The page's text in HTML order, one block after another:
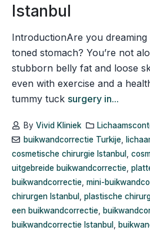
Istanbul
IntroductionAre you
toned stomach? You’re not
stubborn belly fat and loose
even with exercise and a
tummy tuck surgery in...
By Vivid Kliniek
buikwandcorrectie Turkije,
cosmetische chirurgie Istanbul
uitgebreide buikwandcorrectie
buikwandcorrectie mini-
chirurgen Istanbul
plastische
een buikwandcorrectie
buikwandcorrectie Istanbul